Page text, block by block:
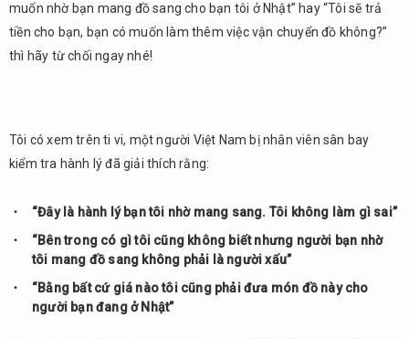
muốn nhờ bạn mang đồ sang cho bạn tôi ở Nhật” hay “Tôi sẽ trả
tiền cho bạn, bạn có muốn làm thêm việc vận chuyển đồ không?”
thì hãy từ chối ngay nhé!
Tôi có xem trên ti vi, một người Việt Nam bị nhân viên sân bay
kiểm tra hành lý đã giải thích rằng:
“Đây là hành lý bạn tôi nhờ mang sang. Tôi không làm gì sai”
“Bên trong có gì tôi cũng không biết nhưng người bạn nhờ
tôi mang đồ sang không phải là người xấu”
“Bằng bất cứ giá nào tôi cũng phải đưa món đồ này cho
người bạn đang ở Nhật”